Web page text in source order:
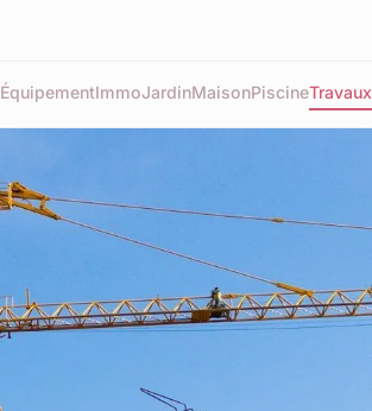
ÉquipementImmoJardinMaisonPiscineTravaux